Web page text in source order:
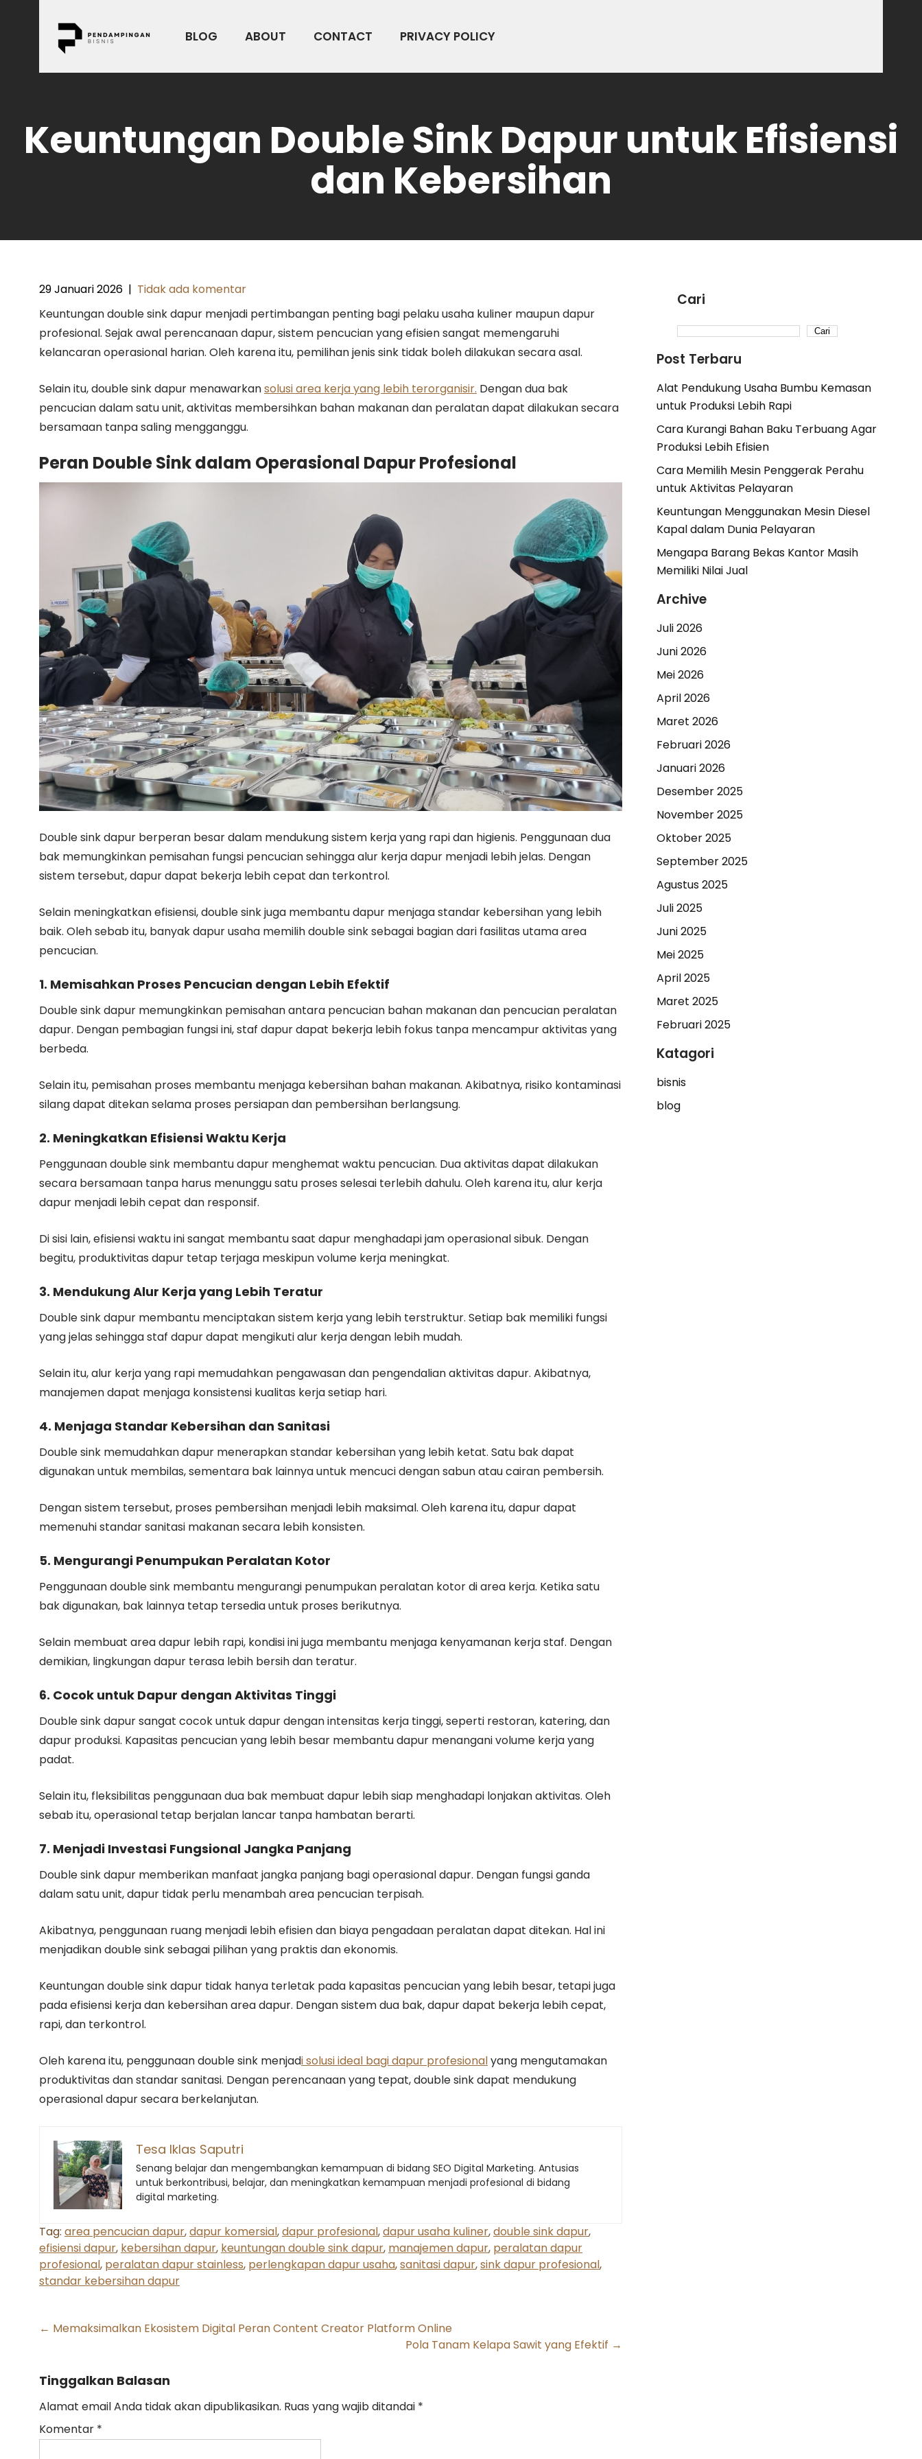
BLOG ABOUT CONTACT PRIVACY POLICY
Keuntungan Double Sink Dapur untuk Efisiensi
dan Kebersihan
29 Januari 2026 | Tidak ada komentar
Keuntungan double sink dapur menjadi pertimbangan penting bagi pelaku usaha kuliner maupun dapur
profesional. Sejak awal perencanaan dapur, sistem pencucian yang efisien sangat memengaruhi
kelancaran operasional harian. Oleh karena itu, pemilihan jenis sink tidak boleh dilakukan secara asal.
Selain itu, double sink dapur menawarkansolusi area kerja yang lebih terorganisir. Dengan dua bak
pencucian dalam satu unit, aktivitas membersihkan bahan makanan dan peralatan dapat dilakukan secara
bersamaan tanpa saling mengganggu.
Peran Double Sink dalam Operasional Dapur Profesional
Double sink dapur berperan besar dalam mendukung sistem kerja yang rapi dan higienis. Penggunaan dua
bak memungkinkan pemisahan fungsi pencucian sehingga alur kerja dapur menjadi lebih jelas. Dengan
sistem tersebut, dapur dapat bekerja lebih cepat dan terkontrol.
Selain meningkatkan efisiensi, double sink juga membantu dapur menjaga standar kebersihan yang lebih
baik. Oleh sebab itu, banyak dapur usaha memilih double sink sebagai bagian dari fasilitas utama area
pencucian.
1. Memisahkan Proses Pencucian dengan Lebih Efektif
Double sink dapur memungkinkan pemisahan antara pencucian bahan makanan dan pencucian peralatan
dapur. Dengan pembagian fungsi ini, staf dapur dapat bekerja lebih fokus tanpa mencampur aktivitas yang
berbeda.
Selain itu, pemisahan proses membantu menjaga kebersihan bahan makanan. Akibatnya, risiko kontaminasi
silang dapat ditekan selama proses persiapan dan pembersihan berlangsung.
2. Meningkatkan Efisiensi Waktu Kerja
Penggunaan double sink membantu dapur menghemat waktu pencucian. Dua aktivitas dapat dilakukan
secara bersamaan tanpa harus menunggu satu proses selesai terlebih dahulu. Oleh karena itu, alur kerja
dapur menjadi lebih cepat dan responsif.
Di sisi lain, efisiensi waktu ini sangat membantu saat dapur menghadapi jam operasional sibuk. Dengan
begitu, produktivitas dapur tetap terjaga meskipun volume kerja meningkat.
3. Mendukung Alur Kerja yang Lebih Teratur
Double sink dapur membantu menciptakan sistem kerja yang lebih terstruktur. Setiap bak memiliki fungsi
yang jelas sehingga staf dapur dapat mengikuti alur kerja dengan lebih mudah.
Selain itu, alur kerja yang rapi memudahkan pengawasan dan pengendalian aktivitas dapur. Akibatnya,
manajemen dapat menjaga konsistensi kualitas kerja setiap hari.
4. Menjaga Standar Kebersihan dan Sanitasi
Double sink memudahkan dapur menerapkan standar kebersihan yang lebih ketat. Satu bak dapat
digunakan untuk membilas, sementara bak lainnya untuk mencuci dengan sabun atau cairan pembersih.
Dengan sistem tersebut, proses pembersihan menjadi lebih maksimal. Oleh karena itu, dapur dapat
memenuhi standar sanitasi makanan secara lebih konsisten.
5. Mengurangi Penumpukan Peralatan Kotor
Penggunaan double sink membantu mengurangi penumpukan peralatan kotor di area kerja. Ketika satu
bak digunakan, bak lainnya tetap tersedia untuk proses berikutnya.
Selain membuat area dapur lebih rapi, kondisi ini juga membantu menjaga kenyamanan kerja staf. Dengan
demikian, lingkungan dapur terasa lebih bersih dan teratur.
6. Cocok untuk Dapur dengan Aktivitas Tinggi
Double sink dapur sangat cocok untuk dapur dengan intensitas kerja tinggi, seperti restoran, katering, dan
dapur produksi. Kapasitas pencucian yang lebih besar membantu dapur menangani volume kerja yang
padat.
Selain itu, fleksibilitas penggunaan dua bak membuat dapur lebih siap menghadapi lonjakan aktivitas. Oleh
sebab itu, operasional tetap berjalan lancar tanpa hambatan berarti.
7. Menjadi Investasi Fungsional Jangka Panjang
Double sink dapur memberikan manfaat jangka panjang bagi operasional dapur. Dengan fungsi ganda
dalam satu unit, dapur tidak perlu menambah area pencucian terpisah.
Akibatnya, penggunaan ruang menjadi lebih efisien dan biaya pengadaan peralatan dapat ditekan. Hal ini
menjadikan double sink sebagai pilihan yang praktis dan ekonomis.
Keuntungan double sink dapur tidak hanya terletak pada kapasitas pencucian yang lebih besar, tetapi juga
pada efisiensi kerja dan kebersihan area dapur. Dengan sistem dua bak, dapur dapat bekerja lebih cepat,
rapi, dan terkontrol.
Oleh karena itu, penggunaan double sink menjadi solusi ideal bagi dapur profesionalyang mengutamakan
produktivitas dan standar sanitasi. Dengan perencanaan yang tepat, double sink dapat mendukung
operasional dapur secara berkelanjutan.
Tesa Iklas Saputri
Senang belajar dan mengembangkan kemampuan di bidang SEO Digital Marketing. Antusias
untuk berkontribusi, belajar, dan meningkatkan kemampuan menjadi profesional di bidang
digital marketing.
Tag: area pencucian dapur,dapur komersial,dapur profesional,dapur usaha kuliner,double sink dapur,
efisiensi dapur, kebersihan dapur, keuntungan double sink dapur, manajemen dapur, peralatan dapur
profesional, peralatan dapur stainless, perlengkapan dapur usaha,sanitasi dapur,sink dapur profesional,
standar kebersihan dapur
Post
← Memaksimalkan Ekosistem Digital Peran Content Creator Platform Online
Pola Tanam Kelapa Sawit yang Efektif →
Tinggalkan Balasan
Alamat email Anda tidak akan dipublikasikan. Ruas yang wajib ditandai *
Komentar *
Cari
Cari
Post Terbaru
Alat Pendukung Usaha Bumbu Kemasan
untuk Produksi Lebih Rapi
Cara Kurangi Bahan Baku Terbuang Agar
Produksi Lebih Efisien
Cara Memilih Mesin Penggerak Perahu
untuk Aktivitas Pelayaran
Keuntungan Menggunakan Mesin Diesel
Kapal dalam Dunia Pelayaran
Mengapa Barang Bekas Kantor Masih
Memiliki Nilai Jual
Archive
Juli 2026
Juni 2026
Mei 2026
April 2026
Maret 2026
Februari 2026
Januari 2026
Desember 2025
November 2025
Oktober 2025
September 2025
Agustus 2025
Juli 2025
Juni 2025
Mei 2025
April 2025
Maret 2025
Februari 2025
Katagori
bisnis
blog